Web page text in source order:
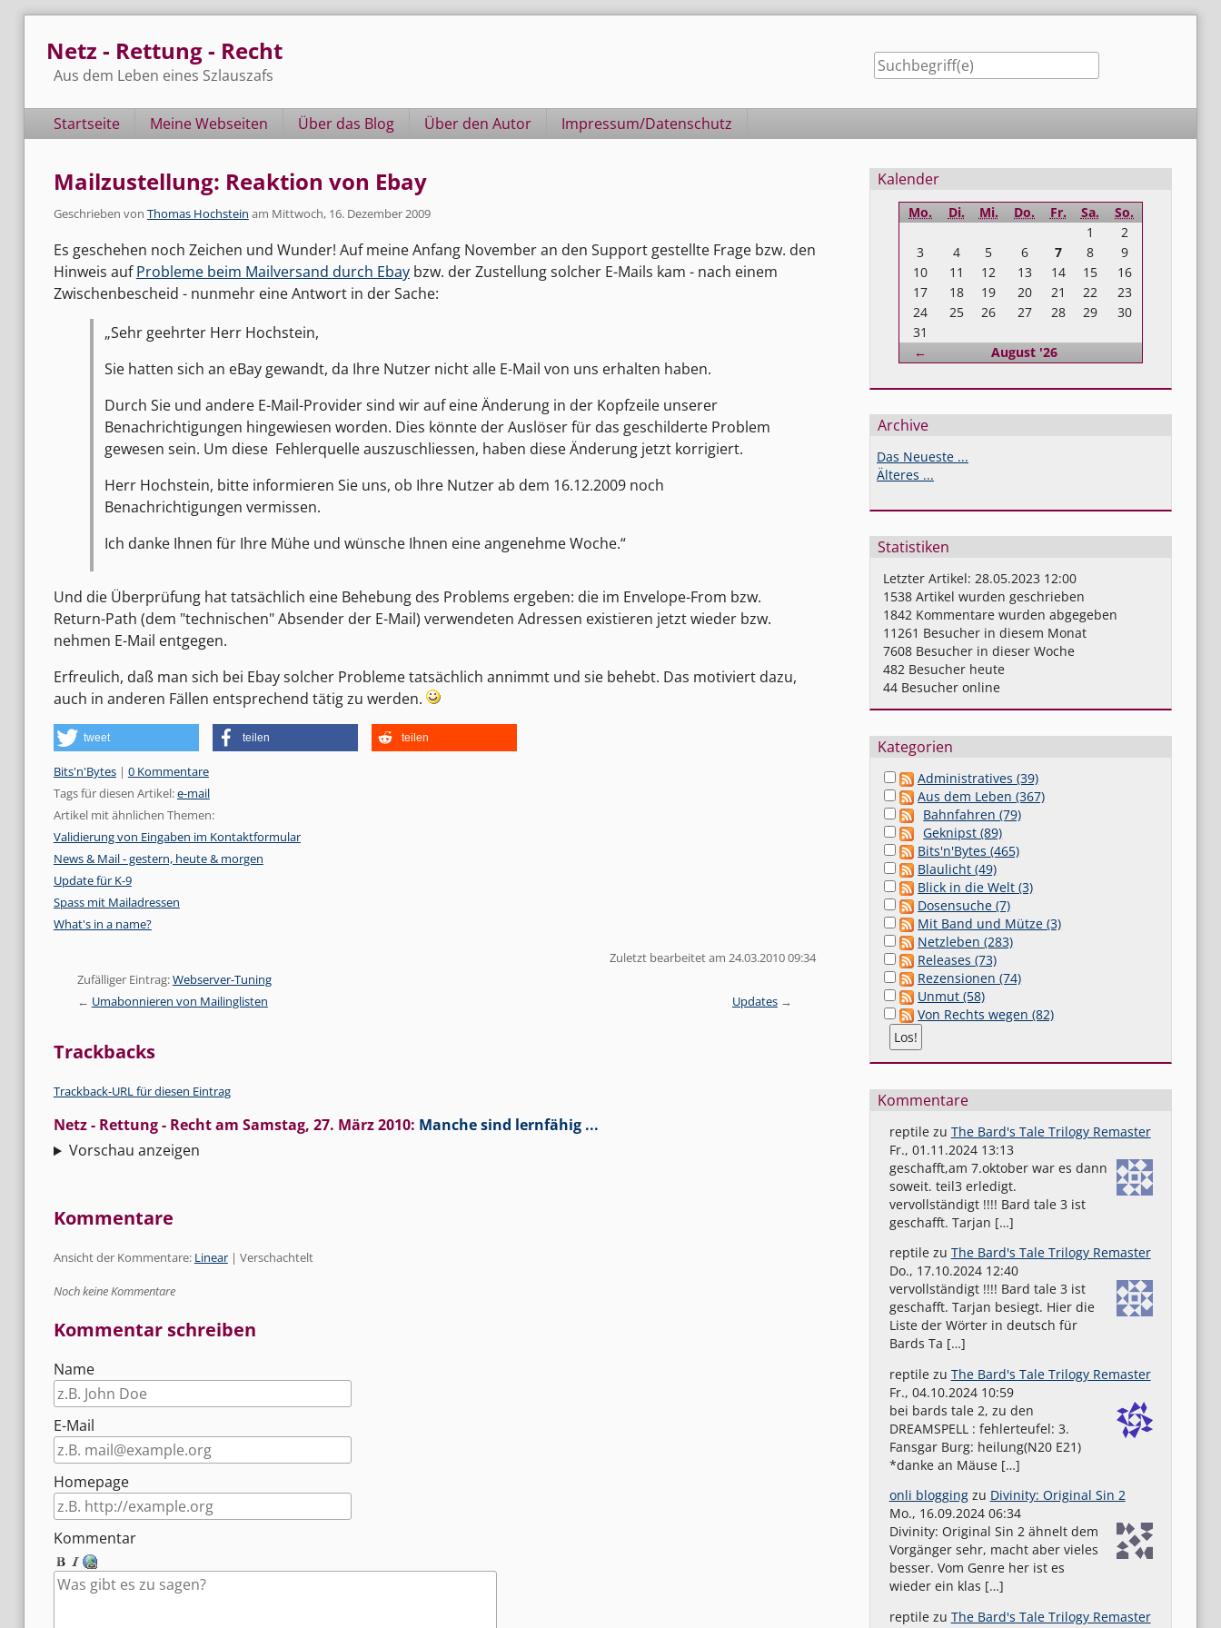
Netz - Rettung - Recht
Aus dem Leben eines Szlauszafs
Navigation
Startseite Meine Webseiten Über das Blog Über den Autor Impressum/Datenschutz
Mailzustellung: Reaktion von Ebay
Geschrieben von Thomas Hochstein am Mittwoch, 16. Dezember 2009
Es geschehen noch Zeichen und Wunder! Auf meine Anfang November an den Support gestellte Frage bzw. den
Hinweis aufProbleme beim Mailversand durch Ebaybzw. der Zustellung solcher E-Mails kam - nach einem
Zwischenbescheid - nunmehr eine Antwort in der Sache:
Sehr geehrter Herr Hochstein,
Sie hatten sich an eBay gewandt, da Ihre Nutzer nicht alle E-Mail von uns erhalten haben.
Durch Sie und andere E-Mail-Provider sind wir auf eine Änderung in der Kopfzeile unserer
Benachrichtigungen hingewiesen worden. Dies könnte der Auslöser für das geschilderte Problem
gewesen sein. Um diese Fehlerquelle auszuschliessen, haben diese Änderung jetzt korrigiert.
Herr Hochstein, bitte informieren Sie uns, ob Ihre Nutzer ab dem 16.12.2009 noch
Benachrichtigungen vermissen.
Ich danke Ihnen für Ihre Mühe und wünsche Ihnen eine angenehme Woche.
Und die Überprüfung hat tatsächlich eine Behebung des Problems ergeben: die im Envelope-From bzw.
Return-Path (dem "technischen" Absender der E-Mail) verwendeten Adressen existieren jetzt wieder bzw.
nehmen E-Mail entgegen.
Erfreulich, daß man sich bei Ebay solcher Probleme tatsächlich annimmt und sie behebt. Das motiviert dazu,
auch in anderen Fällen entsprechend tätig zu werden.
tweet teilen teilen
Kategorien:
Bits'n'Bytes| 0 Kommentare
Tags für diesen Artikel:e-mail
Artikel mit ähnlichen Themen:
Validierung von Eingaben im Kontaktformular
News & Mail - gestern, heute & morgen
Update für K-9
Spass mit Mailadressen
What's in a name?
Zuletzt bearbeitet am 24.03.2010 09:34
Zufälliger Eintrag:Webserver-Tuning
Umabonnieren von Mailinglisten
Updates
Trackbacks
Trackback-URL für diesen Eintrag
Netz - Rettung - Rechtam Samstag, 27. März 2010: Manche sind lernfähig ...
Vorschau anzeigen
Kommentare
Ansicht der Kommentare: Linear| Verschachtelt
Noch keine Kommentare
Kommentar schreiben
Name
E-Mail
Homepage
Kommentar
Seitenleiste
Kalender
Mo. Di. Mi. Do. Fr. Sa. So.
← August '26
1
2
3
4 5 6 7 8
9
10
11 12 13 14 15
16
17
18 19 20 21 22
23
24
25 26 27 28 29
30
31
Archive
Das Neueste ...
Älteres ...
Statistiken
Letzter Artikel: 28.05.2023 12:00
1538Artikel wurden geschrieben
1842Kommentare wurden abgegeben
11261 Besucher in diesem Monat
7608Besucher in dieser Woche
482Besucher heute
44Besucher online
Kategorien
Administratives (39)
Aus dem Leben (367)
Bahnfahren (79)
Geknipst (89)
Bits'n'Bytes (465)
Blaulicht (49)
Blick in die Welt (3)
Dosensuche (7)
Mit Band und Mütze (3)
Netzleben (283)
Releases (73)
Rezensionen (74)
Unmut (58)
Von Rechts wegen (82)
Kommentare
reptilezu The Bard's Tale Trilogy Remaster
Fr., 01.11.2024 13:13
geschafft,am 7.oktober war es dann
soweit. teil3 erledigt.
vervollständigt !!!! Bard tale 3 ist
geschafft. Tarjan […]
reptilezu The Bard's Tale Trilogy Remaster
Do., 17.10.2024 12:40
vervollständigt !!!! Bard tale 3 ist
geschafft. Tarjan besiegt. Hier die
Liste der Wörter in deutsch für
Bards Ta […]
reptilezu The Bard's Tale Trilogy Remaster
Fr., 04.10.2024 10:59
bei bards tale 2, zu den
DREAMSPELL : fehlerteufel: 3.
Fansgar Burg: heilung(N20 E21)
*danke an Mäuse […]
onli bloggingzu Divinity: Original Sin 2
Mo., 16.09.2024 06:34
Divinity: Original Sin 2 ähnelt dem
Vorgänger sehr, macht aber vieles
besser. Vom Genre her ist es
wieder ein klas […]
reptilezu The Bard's Tale Trilogy Remaster